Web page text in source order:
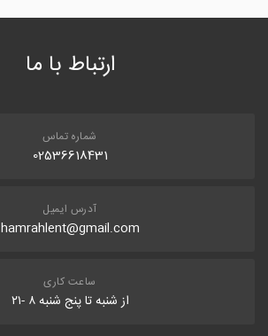
ارتباط با ما
شماره تماس
02536618431
آدرس ایمیل
hamrahlent@gmail.com
ساعت کاری
از شنبه تا پنج شنبه ۸ -۲۱